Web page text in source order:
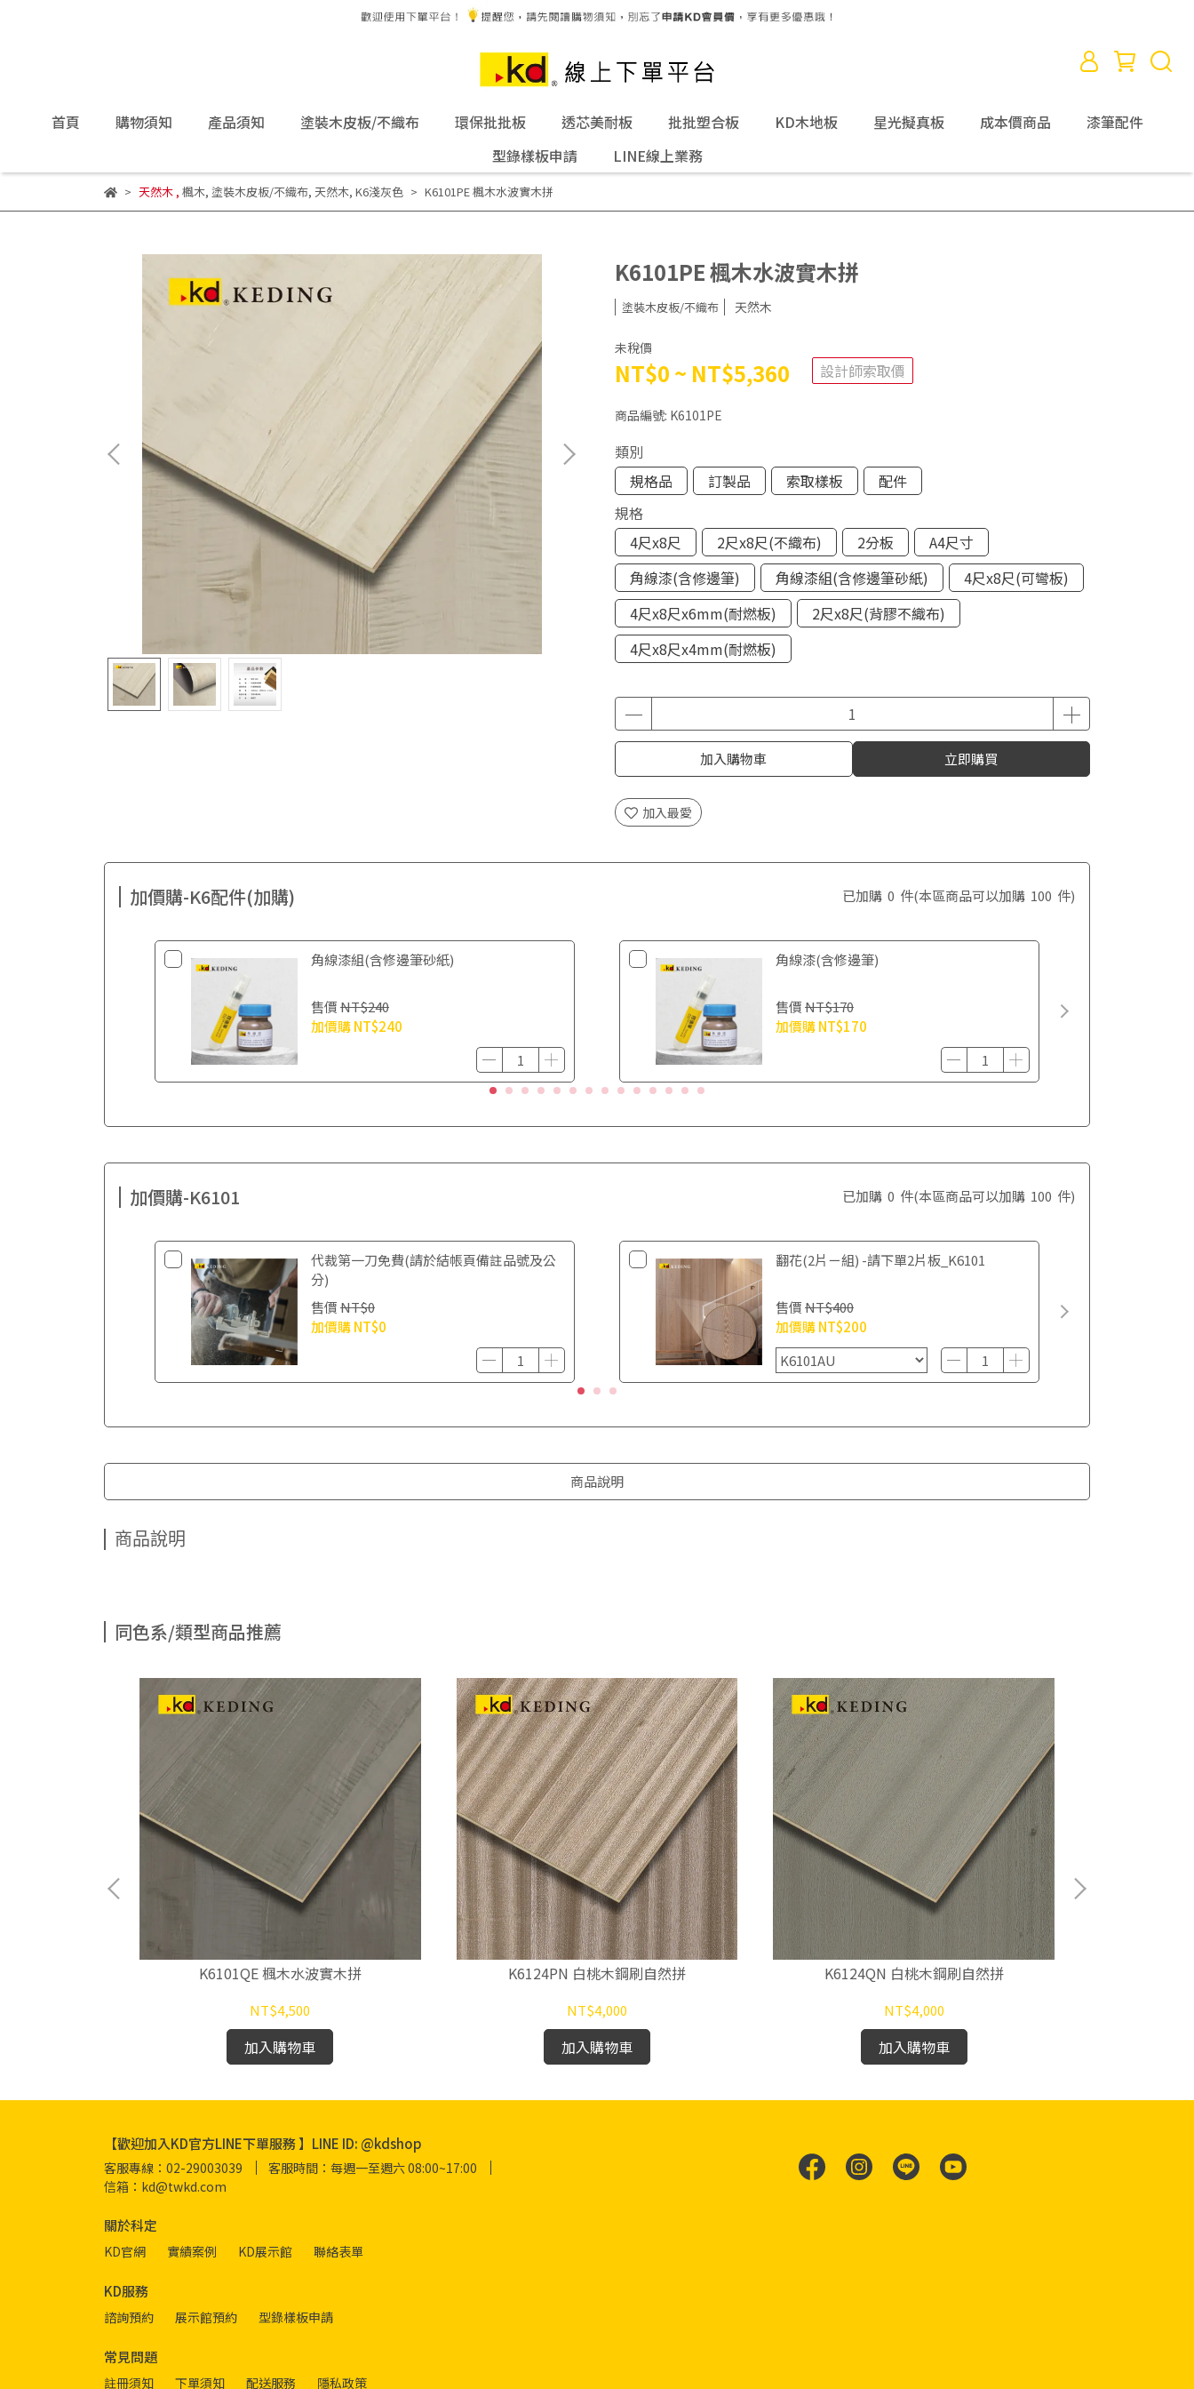
首頁 購物須知 產品須知 塗裝木皮板/不織布 環保批批板 透芯美耐板 批批塑合板 KD木地板 星光擬真板 成本價商品
漆筆配件
型錄樣板申請
LINE線上業務
天然木, 楓木, 塗裝木皮板/不織布, 天然木, K6淺灰色 K6101PE 楓木水波實木拼
K6101PE 楓木水波實木拼
塗裝木皮板/不織布 天然木
未稅價
NT$0 ~ NT$5,360 設計師索取價
商品編號: K6101PE
類別
規格品
訂製品 索取樣板
配件
規格
4尺x8尺
2尺x8尺(不織布) 2分板
A4尺寸
角線漆(含修邊筆)
角線漆組(含修邊筆砂紙)
4尺x8尺(可彎板)
4尺x8尺x6mm(耐燃板)
2尺x8尺(背膠不織布)
4尺x8尺x4mm(耐燃板)
加入購物車 立即購買
加入最愛
加價購-K6配件(加購) 已加購 0 件(本區商品可以加購 100 件)
角線漆組(含修邊筆砂紙)
售價NT$240
加價購NT$240
角線漆(含修邊筆)
售價NT$170
加價購NT$170
加價購-K6101 已加購 0 件(本區商品可以加購 100 件)
代裁第一刀免費(請於結帳頁備註品號及公
分)
售價NT$0
加價購NT$0
翻花(2片ㄧ組) -請下單2片板_K6101
售價NT$400
加價購NT$200
商品說明
商品說明
同色系/類型商品推薦
K6101QE 楓木水波實木拼
NT$4,500
加入購物車
K6124PN 白桃木鋼刷自然拼
NT$4,000
加入購物車
K6124QN 白桃木鋼刷自然拼
NT$4,000
加入購物車
【歡迎加入KD官方LINE下單服務 】LINE ID: @kdshop
客服專線：02-29003039
客服時間：每週一至週六 08:00~17:00
信箱：kd@twkd.com
關於科定
KD官網 實績案例 KD展示館 聯絡表單
KD服務
諮詢預約 展示館預約 型錄樣板申請
常見問題
註冊須知 下單須知 配送服務 隱私政策